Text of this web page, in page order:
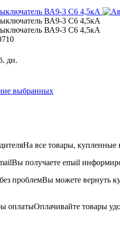
дн.
выбранных
На все товары, купленные
Вы получаете email
проблемВы можете вернуть
оплатыОплачивайте товары